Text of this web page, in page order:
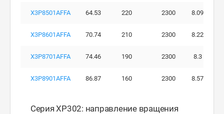
X3P8501AFFA 64.53 220 2300 8.09
X3P8601AFFA 70.74 210 2300 8.22
X3P8701AFFA 74.46 190 2300 8.3
X3P8901AFFA 86.87 160 2300 8.57
Серия XP302: направление вращения